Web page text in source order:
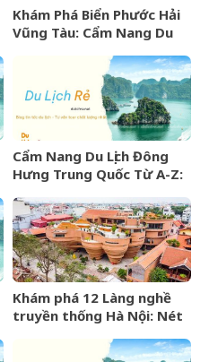
Khám Phá Biển Phước Hải
Vũng Tàu: Cẩm Nang Du
Cẩm Nang Du Lịch Đông
Hưng Trung Quốc Từ A-Z:
Trình Chi Tiết
Khám phá 12 Làng nghề
truyền thống Hà Nội: Nét